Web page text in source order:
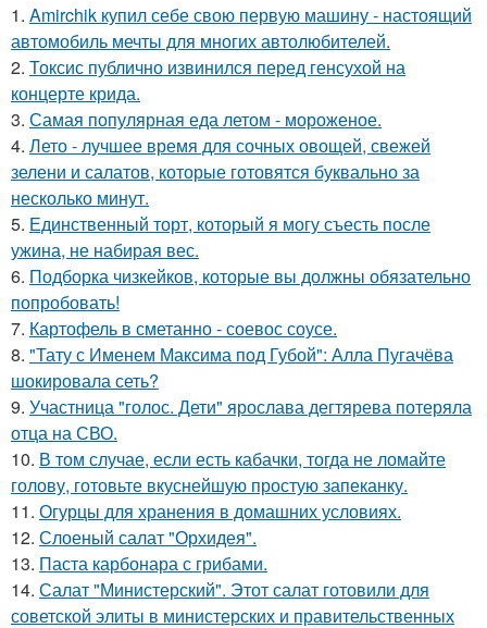
1. Amirchik купил себе свою первую машину - настоящий
автомобиль мечты для многих автолюбителей.
2. Токсис публично извинился перед генсухой на
концерте крида.
3. Самая популярная еда летом - мороженое.
4. Лето - лучшее время для сочных овощей, свежей
зелени и салатов, которые готовятся буквально за
несколько минут.
5. Единственный торт, который я могу съесть после
ужина, не набирая вес.
6. Подборка чизкейков, которые вы должны обязательно
попробовать!
7. Картофель в сметанно - соевос соусе.
8. "Тату с Именем Максима под Губой": Алла Пугачёва
шокировала сеть?
9. Участница "голос. Дети" ярослава дегтярева потеряла
отца на СВО.
10. В том случае, если есть кабачки, тогда не ломайте
голову, готовьте вкуснейшую простую запеканку.
11. Огурцы для хранения в домашних условиях.
12. Слоеный салат "Орхидея".
13. Паста карбонара с грибами.
14. Салат "Министерский". Этот салат готовили для
советской элиты в министерских и правительственных